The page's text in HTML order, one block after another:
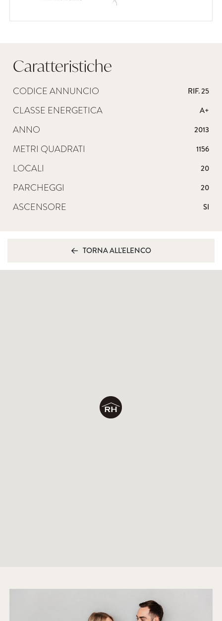
Caratteristiche
CODICE ANNUNCIO RIF. 25
CLASSE ENERGETICA A+
ANNO 2013
METRI QUADRATI 1156
LOCALI 20
PARCHEGGI 20
ASCENSORE SI
TORNA ALL'ELENCO